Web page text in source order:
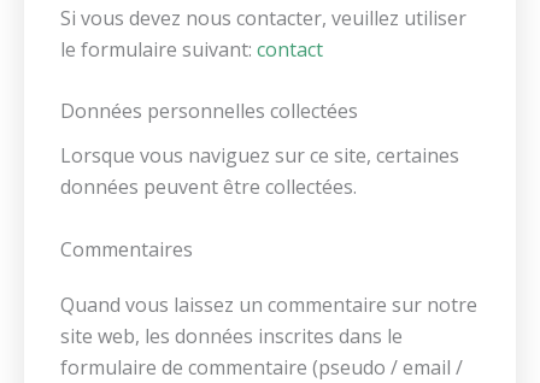
Si vous devez nous contacter, veuillez utiliser
le formulaire suivant: contact
Données personnelles collectées
Lorsque vous naviguez sur ce site, certaines
données peuvent être collectées.
Commentaires
Quand vous laissez un commentaire sur notre
site web, les données inscrites dans le
formulaire de commentaire (pseudo / email /